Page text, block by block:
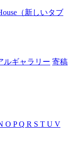
（新しいタブ
ルギャラリー 寄稿
O PQ R S T U V